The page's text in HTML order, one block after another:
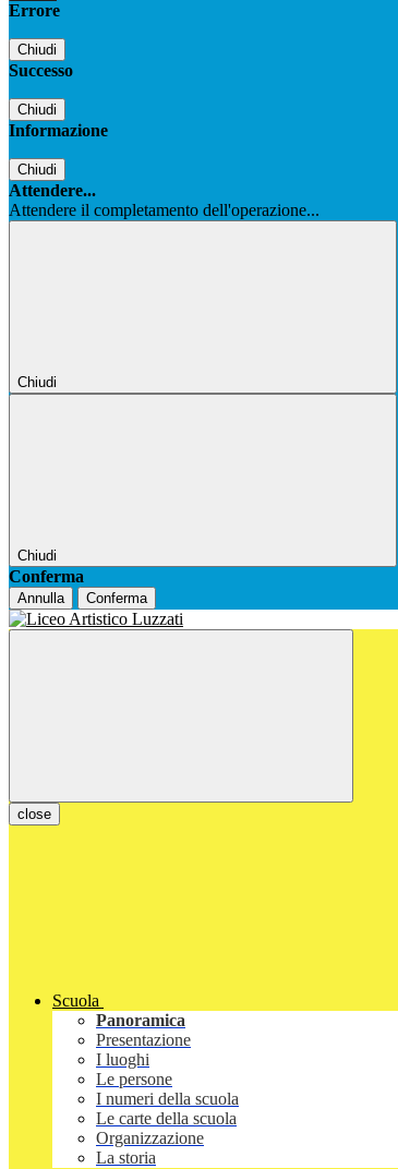
Errore
Chiudi
Successo
Chiudi
Informazione
Chiudi
Attendere...
Attendere il completamento dell'operazione...
Chiudi
Chiudi
Conferma
Annulla Conferma
close
Scuola
Panoramica
Presentazione
I luoghi
Le persone
I numeri della scuola
Le carte della scuola
Organizzazione
La storia